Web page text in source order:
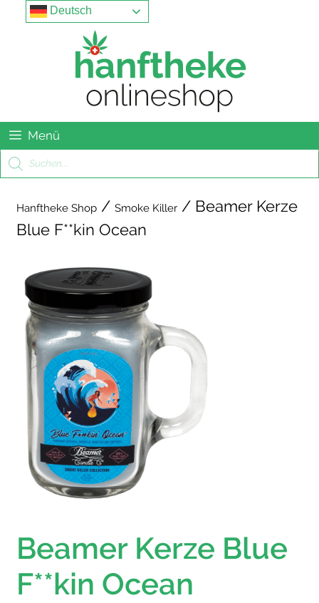
Springe
Menu
Menü
Products
search
Hanftheke Shop / Smoke Killer / Beamer Kerze
Blue F**kin Ocean
Beamer Kerze Blue
F**kin Ocean
Deutsch